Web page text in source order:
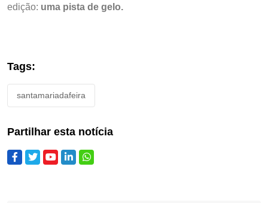
edição: uma pista de gelo.
Tags:
santamariadafeira
Partilhar esta notícia